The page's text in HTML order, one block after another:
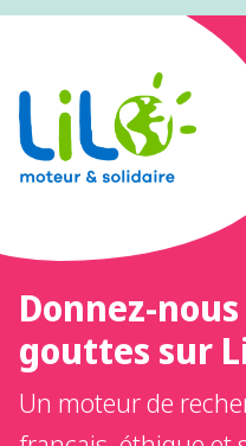
Donnez-
gouttes sur
Un moteur de